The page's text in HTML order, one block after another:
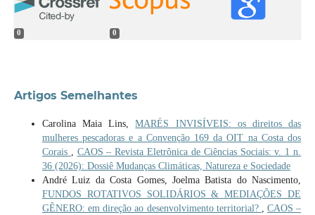
0 0
Artigos Semelhantes
Carolina Maia Lins,MARÉS INVISÍVEIS: os direitos das
mulheres pescadoras e a Convenção 169 da OIT na Costa dos
Corais , CAOS – Revista Eletrônica de Ciências Sociais: v. 1 n.
36 (2026): Dossiê Mudanças Climáticas, Natureza e Sociedade
André Luiz da Costa Gomes, Joelma Batista do Nascimento,
FUNDOS ROTATIVOS SOLIDÁRIOS & MEDIAÇÕES DE
GÊNERO: em direção ao desenvolvimento territorial? , CAOS –